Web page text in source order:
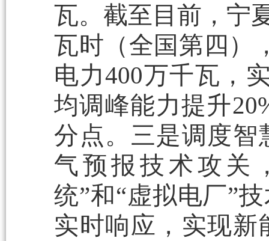
瓦。截至目前，宁
瓦时（全国第四）
电力400万千瓦，
均调峰能力提升
分点。三是调度智
气预报技术攻关
统”和“虚拟电厂”
实时响应，实现